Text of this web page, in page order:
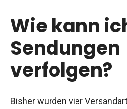
Wie kann
Sendungen
verfolgen?
Bisher wurden vier